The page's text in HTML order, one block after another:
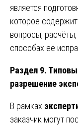
является
которое
вопросы,
способах её
Раздел 9.
разрешение
В рамках
заказчик могут